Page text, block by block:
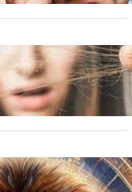
de proteine:
tale
de
Zodii în 2026